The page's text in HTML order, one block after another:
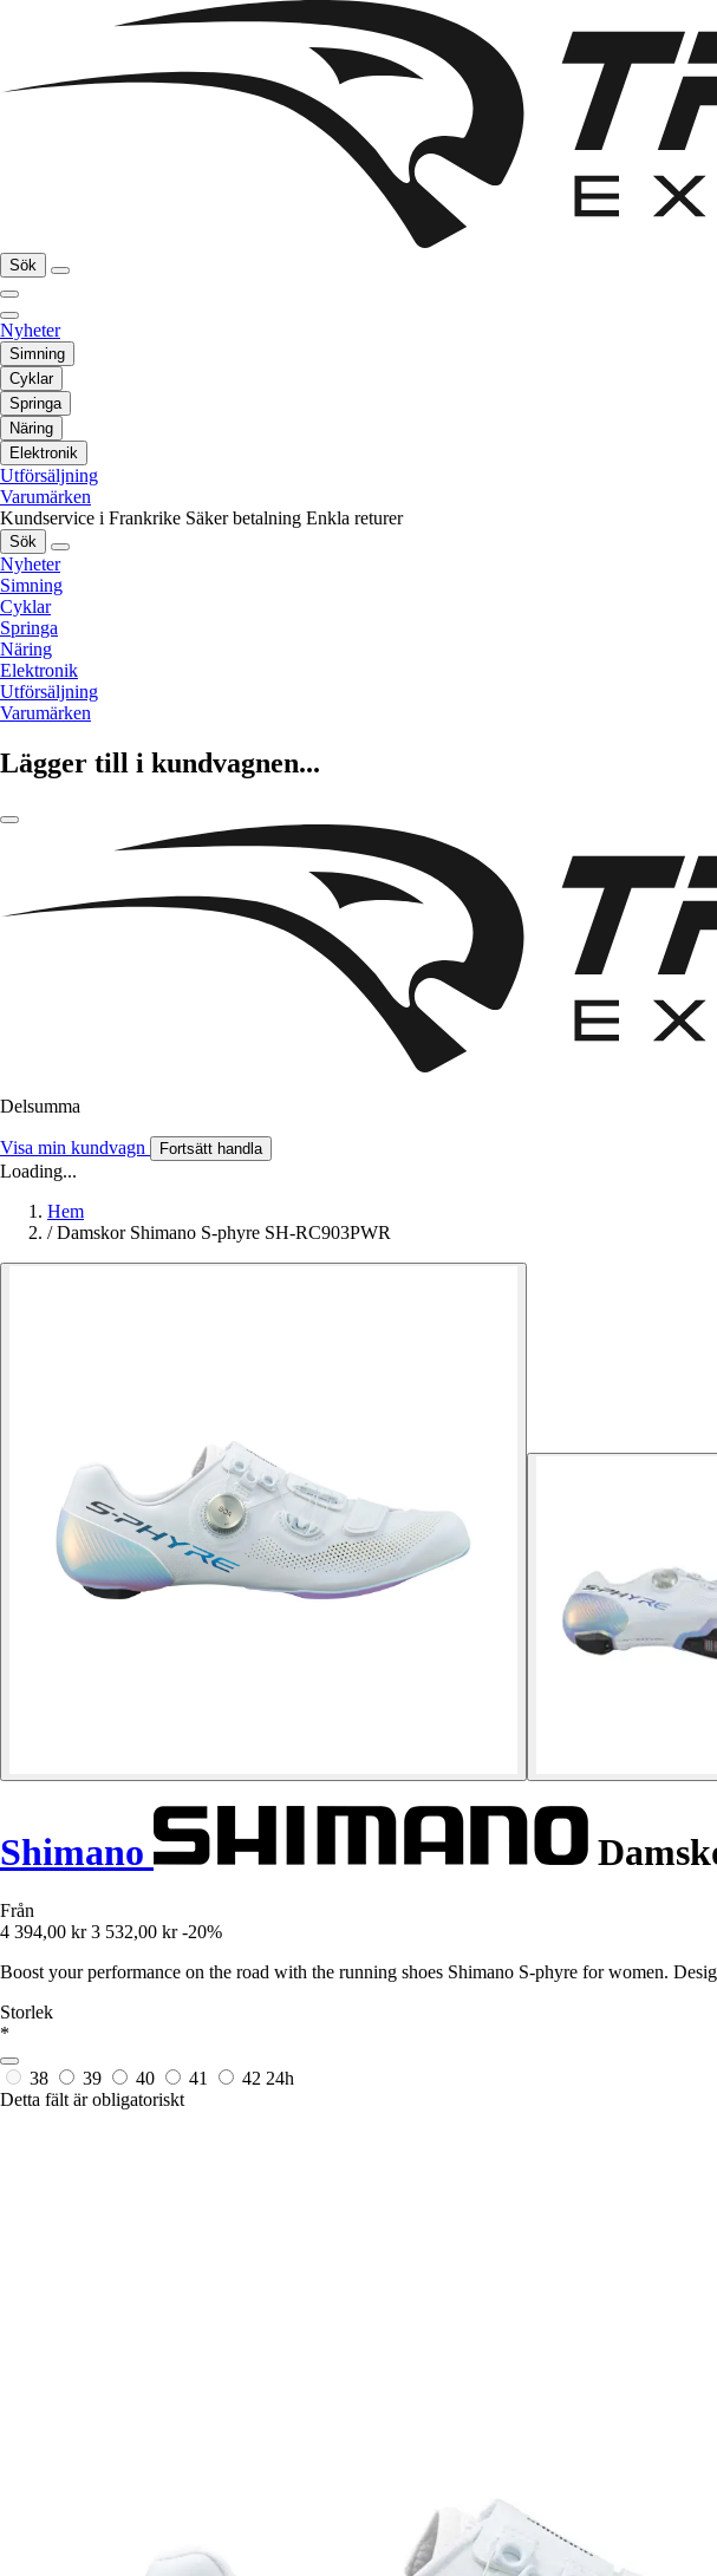
Sök
Nyheter
Simning
Cyklar
Springa
Näring
Elektronik
Utförsäljning
Varumärken
Kundservice i Frankrike Säker betalning Enkla returer
Sök
Nyheter
Simning
Cyklar
Springa
Näring
Elektronik
Utförsäljning
Varumärken
Lägger till i kundvagnen...
Delsumma
Visa min kundvagn Fortsätt handla
Loading...
Hem
/ Damskor Shimano S-phyre SH-RC903PWR
Shimano
Från
4 394,00 kr 3 532,00 kr -20%
Boost your performance on the road with the running shoes Shimano S-phyre for women.
Storlek
*
38 39 40 41 42 24h
Detta fält är obligatoriskt